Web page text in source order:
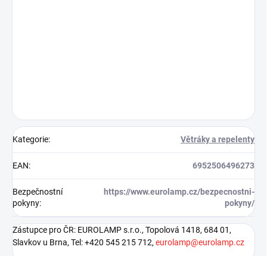
Kategorie: Větráky a repelenty
EAN: 6952506496273
Bezpečnostní
pokyny:
https://www.eurolamp.cz/bezpecnostni-
pokyny/
Zástupce pro ČR: EUROLAMP s.r.o., Topolová 1418, 684 01,
Slavkov u Brna, Tel: +420 545 215 712, eurolamp@eurolamp.cz